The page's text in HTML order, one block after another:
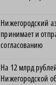
Нижегородский
принимает и
согласованию
На 12 млрд
Нижегородской